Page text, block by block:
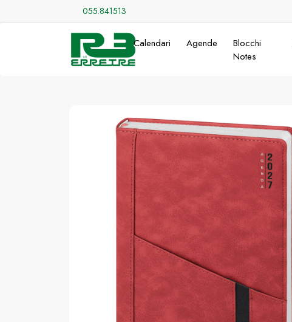
055.841513
Calendari Agende
Blocchi
Notes